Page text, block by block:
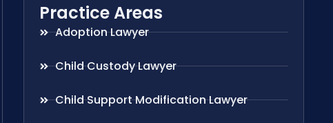
Practice Areas
Adoption Lawyer
Child Custody Lawyer
Child Support Modification Lawyer